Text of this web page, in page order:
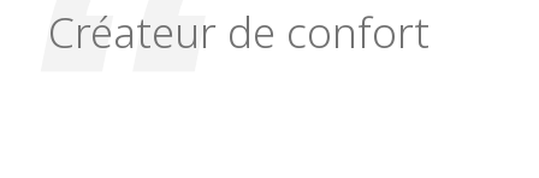
Créateur de confort